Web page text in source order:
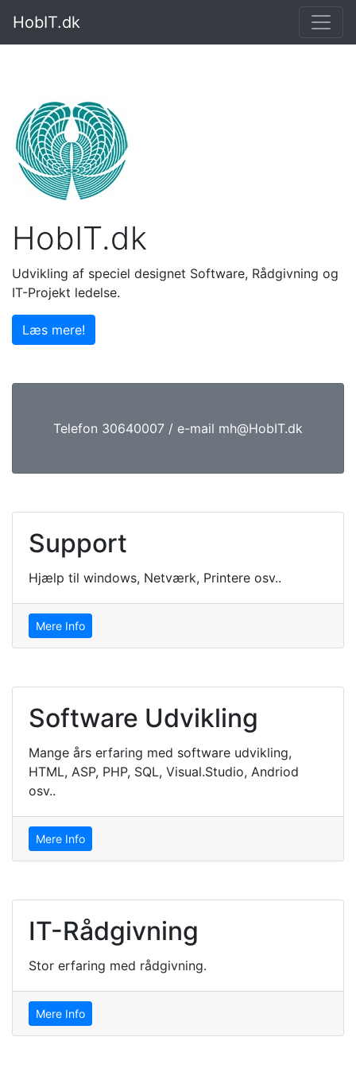
HobIT.dk
HobIT.dk
Udvikling af speciel designet Software, Rådgivning og
IT-Projekt ledelse.
Læs mere!
Telefon 30640007 / e-mail mh@HobIT.dk
Support
Hjælp til windows, Netværk, Printere osv..
Mere Info
Software Udvikling
Mange års erfaring med software udvikling,
HTML, ASP, PHP, SQL, Visual.Studio, Andriod
osv..
Mere Info
IT-Rådgivning
Stor erfaring med rådgivning.
Mere Info
×